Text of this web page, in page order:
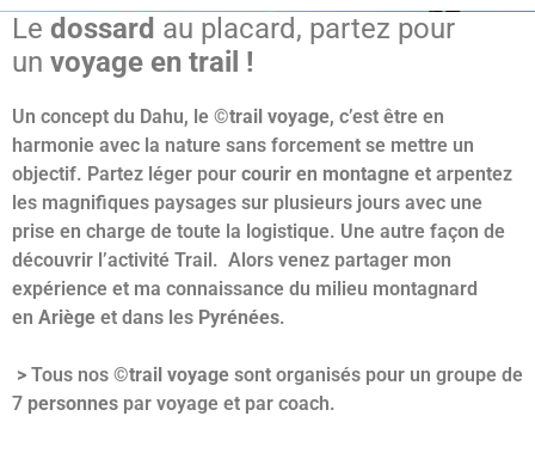
Le dossard au placard, partez pour
un voyage en trail !
Un concept du Dahu, le ©trail voyage, c’est être en
harmonie avec la nature sans forcement se mettre un
objectif. Partez léger pour courir en montagne et arpentez
les magnifiques paysages sur plusieurs jours avec une
prise en charge de toute la logistique. Une autre façon de
découvrir l’activité Trail. Alors venez partager mon
expérience et ma connaissance du milieu montagnard
en Ariège et dans les Pyrénées.
> Tous nos ©trail voyage sont organisés pour un groupe de
7 personnes par voyage et par coach.